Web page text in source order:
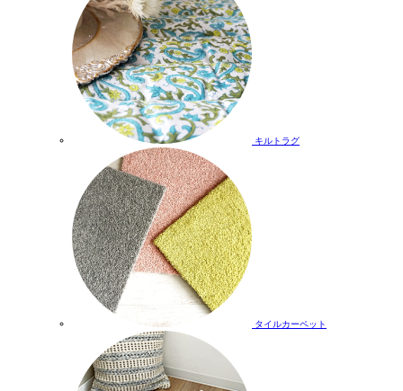
キルトラグ
タイルカーペット